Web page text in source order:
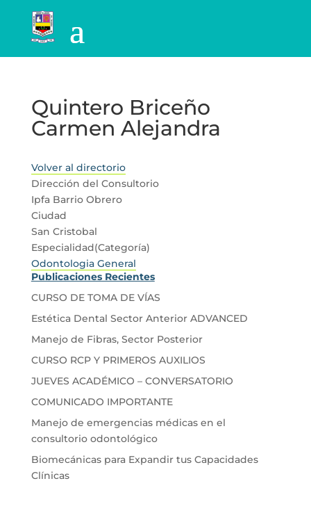
Quintero Briceño
Carmen Alejandra
Volver al directorio
Dirección del Consultorio
Ipfa Barrio Obrero
Ciudad
San Cristobal
Especialidad(Categoría)
Odontologia General
Publicaciones Recientes
CURSO DE TOMA DE VÍAS
Estética Dental Sector Anterior ADVANCED
Manejo de Fibras, Sector Posterior
CURSO RCP Y PRIMEROS AUXILIOS
JUEVES ACADÉMICO – CONVERSATORIO
COMUNICADO IMPORTANTE
Manejo de emergencias médicas en el
consultorio odontológico
Biomecánicas para Expandir tus Capacidades
Clínicas